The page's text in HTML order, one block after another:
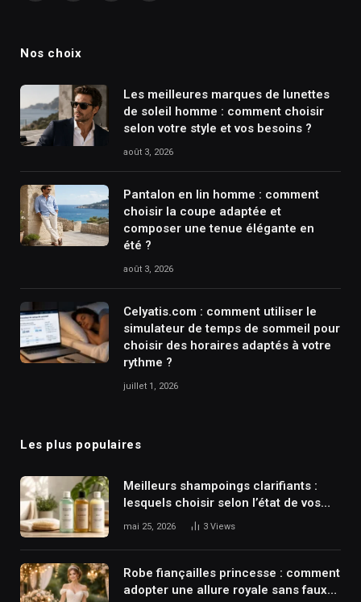
Nos choix
Les meilleures marques de lunettes
de soleil homme : comment choisir
selon votre style et vos besoins ?
août 3, 2026
Pantalon en lin homme : comment
choisir la coupe adaptée et
composer une tenue élégante en
été ?
août 3, 2026
Celyatis.com : comment utiliser le
simulateur de temps de sommeil pour
choisir des horaires adaptés à votre
rythme ?
juillet 1, 2026
Les plus populaires
Meilleurs shampoings clarifiants :
lesquels choisir selon l’état de vos
cheveux ?
mai 25, 2026 3 Views
Robe fiançailles princesse : comment
adopter une allure royale sans faux